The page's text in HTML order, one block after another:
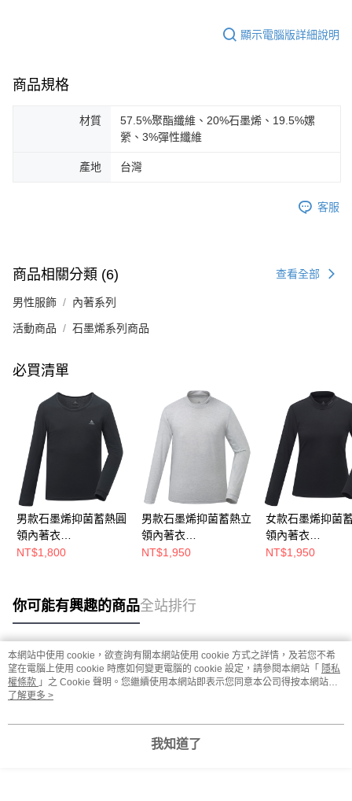
顯示電腦版詳細說明
商品規格
材質
57.5%聚酯纖維、20%石墨烯、19.5%嫘
縈、3%彈性纖維
產地 台灣
客服
商品相關分類 (6) 查看全部
男性服飾 內著系列
活動商品 石墨烯系列商品
必買清單
男款石墨烯抑菌蓄熱圓
領內著衣
(A1UCGZ04M黑/保暖
NT$1,800
男款石墨烯抑菌蓄熱立
領內著衣
(A1UCGZ06M淺灰/保
NT$1,950
女款石墨烯抑菌
領內著衣
(A1UCGZ07W黑
NT$1,950
你可能有興趣的商品全站排行
熱門標籤
本網站中使用 cookie，欲查詢有關本網站使用 cookie 方式之詳情，及若您不希
望在電腦上使用 cookie 時應如何變更電腦的 cookie 設定，請參閱本網站「 隱私
權條款 」之 Cookie 聲明。您繼續使用本網站即表示您同意本公司得按本網站使
用條款之 Cookie 聲明使用 cookie。
了解更多 >
我知道了